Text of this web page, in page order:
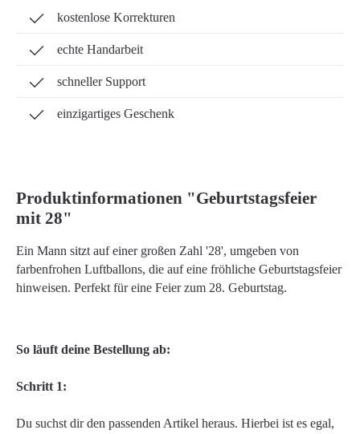
kostenlose Korrekturen
echte Handarbeit
schneller Support
einzigartiges Geschenk
Produktinformationen "Geburtstagsfeier
mit 28"
Ein Mann sitzt auf einer großen Zahl '28', umgeben von
farbenfrohen Luftballons, die auf eine fröhliche Geburtstagsfeier
hinweisen. Perfekt für eine Feier zum 28. Geburtstag.
So läuft deine Bestellung ab:
Schritt 1:
Du suchst dir den passenden Artikel heraus. Hierbei ist es egal,